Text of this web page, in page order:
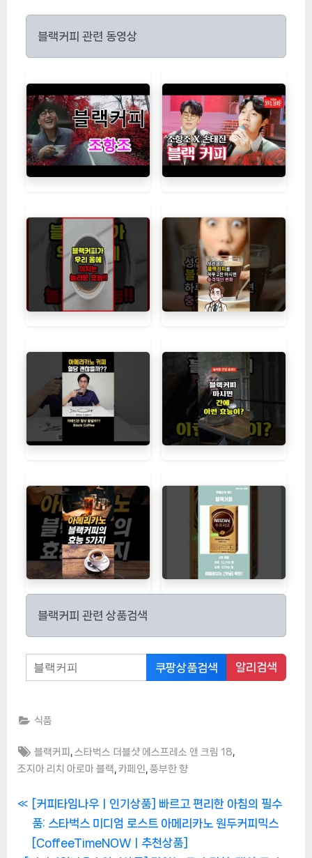
블랙커피 관련 동영상
블랙커피 관련 상품검색
쿠팡상품검색 알리검색
식품
Tags:
블랙커피 스타벅스 더블샷 에스프레소 앤 크림 18
조지아 리치 아로마 블랙 카페인 풍부한 향
글
탐
P
r
e
[커피타임나우ㅣ인기상품] 빠르고 편리한 아침의 필수
품: 스타벅스 미디엄 로스트 아메리카노 원두커피믹스
[CoffeeTimeNOWㅣ추천상품]